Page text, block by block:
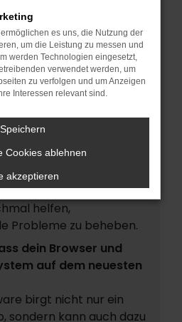
Firewall und deine
zum Beispiel
wie
das Laden
verhindern.
in einem anderen
einem privaten Fenster?
neu.
helfen,
Probleme zu beheben.
dein Browser und
auf dem neuesten
birgt nicht nur ein
sondern kann auch dazu
es uns, die Nutzung der
um die Leistung zu messen und
werden Technologien eingesetzt,
verwendet werden, um
zu verfolgen und um Anzeigen
Interessen relevant sind.
Speichern
Cookies ablehnen
akzeptieren